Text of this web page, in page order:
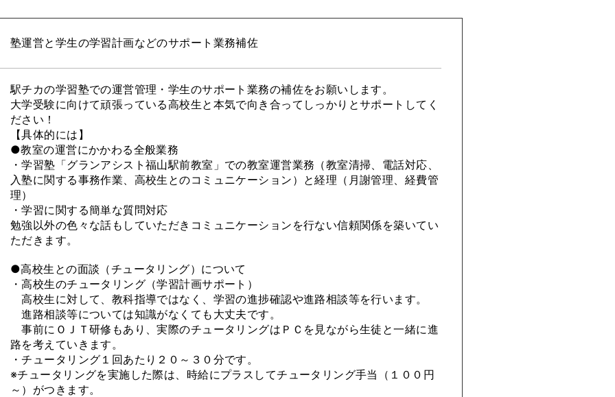
塾運営と学生の学習計画などのサポート業務補佐
駅チカの学習塾での運営管理・学生のサポート業務の補佐をお願いします。
大学受験に向けて頑張っている高校生と本気で向き合ってしっかりとサポートしてく
ださい！
【具体的には】
●教室の運営にかかわる全般業務
・学習塾「グランアシスト福山駅前教室」での教室運営業務（教室清掃、電話対応、
入塾に関する事務作業、高校生とのコミュニケーション）と経理（月謝管理、経費管
理）
・学習に関する簡単な質問対応
勉強以外の色々な話もしていただきコミュニケーションを行ない信頼関係を築いてい
ただきます。
●高校生との面談（チュータリング）について
・高校生のチュータリング（学習計画サポート）
高校生に対して、教科指導ではなく、学習の進捗確認や進路相談等を行います。
進路相談等については知識がなくても大丈夫です。
事前にＯＪＴ研修もあり、実際のチュータリングはＰＣを見ながら生徒と一緒に進
路を考えていきます。
・チュータリング１回あたり２０～３０分です。
※チュータリングを実施した際は、時給にプラスしてチュータリング手当（１００円
～）がつきます。